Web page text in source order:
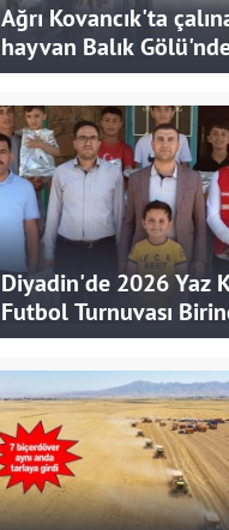
Ağrı Kovancık'ta
hayvan Balık
takıldı
Diyadin'de 2026 Yaz
Futbol Turnuvası
Hediye